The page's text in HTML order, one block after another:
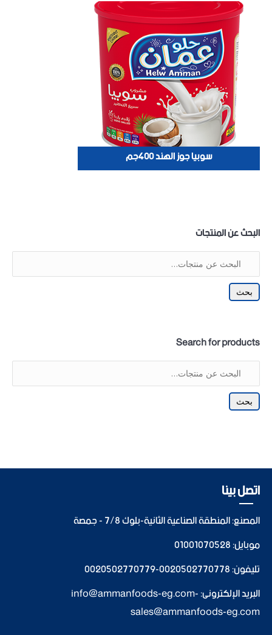
سوبيا جوز الهند 400جم
البحث عن المنتجات
بحث
Search for products
بحث
اتصل بينا
المصنع: المنطقة الصناعية الثانية-بلوك 7/8 - جمصة
موبايل:01001070528
تليفون:0020502770778
-
0020502770779
البريد الإلكترونى: info@ammanfoods-eg.com-
sales@ammanfoods-eg.com